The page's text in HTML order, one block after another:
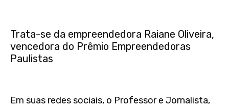
Trata-se da empreendedora Raiane Oliveira,
vencedora do Prêmio Empreendedoras
Paulistas
Em suas redes sociais, o Professor e Jornalista,